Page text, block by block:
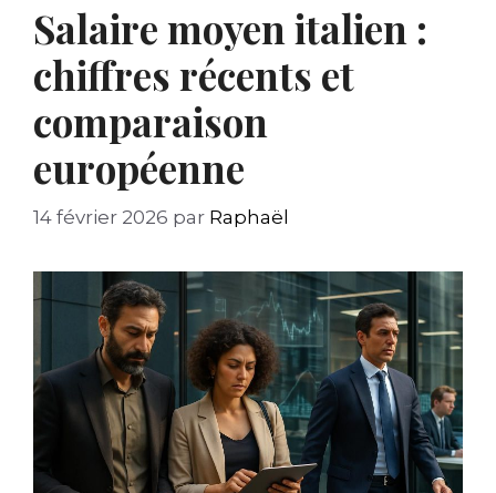
Salaire moyen italien :
chiffres récents et
comparaison
européenne
14 février 2026 par Raphaël